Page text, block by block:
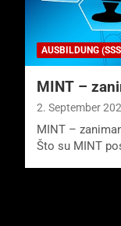
AUSBILDUNG
MINT –
2. September
MINT –
Što su MINT